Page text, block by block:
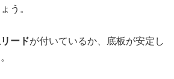
う。
ードが付いているか、底板が安定し